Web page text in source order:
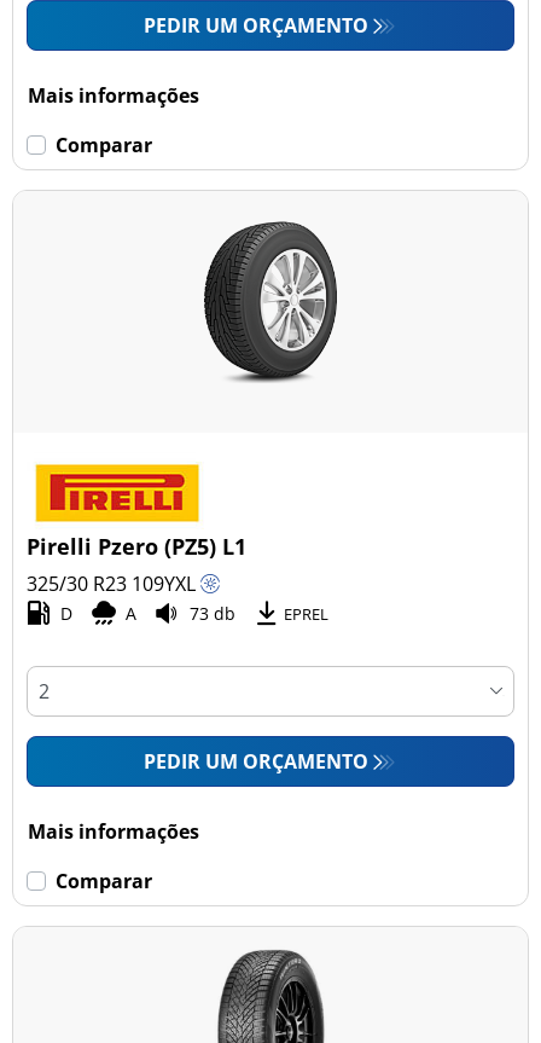
PEDIR UM ORÇAMENTO
Mais informações
Comparar
Pirelli Pzero (PZ5) L1
325/30 R23 109YXL
D A 73 db EPREL
PEDIR UM ORÇAMENTO
Mais informações
Comparar